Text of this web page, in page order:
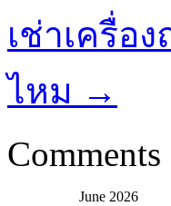
เช่าเครื่อ
ไหม →
Comments
June 2026